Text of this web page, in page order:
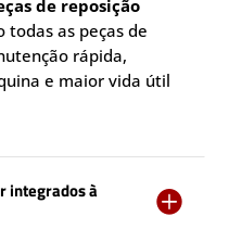
de reposição
todas as peças de
rápida,
e maior vida útil
integrados à
